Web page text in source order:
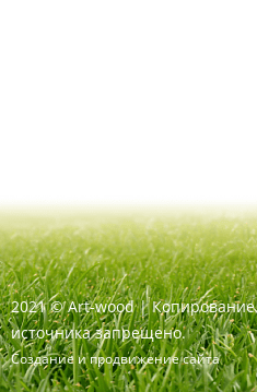
2021 ©Art-wood |Копирование
источника запрещено.
Создание и продвижение сайта